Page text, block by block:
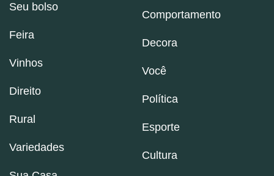
Seu bolso
Feira
Vinhos
Direito
Rural
Variedades
Comportamento
Decora
Você
Política
Esporte
Cultura